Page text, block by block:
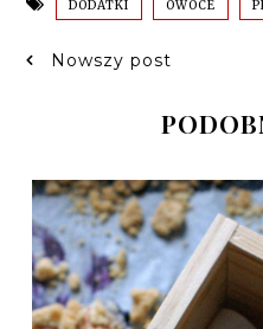
DODATKI OWOCE
Nowszy post